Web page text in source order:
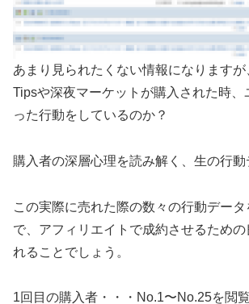
あまり見られたくない情報になります
Tipsや深夜マーケットが購入された時、
った行動をしているのか？
購入者の深層心理を読み解く、生の行動
この実際に売れた際の数々の行動データ
で、アフィリエイトで成約させるため
れることでしょう。
1回目の購入者・・・No.1〜No.25を閲